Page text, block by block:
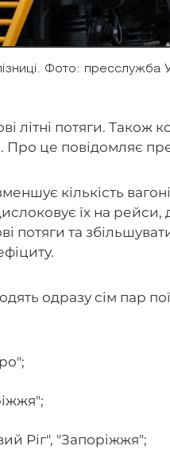
Фото: пресслужба
літні потяги. Також
Про це повідомляє
кількість
їх на рейси,
та
одразу сім пар
Ріг", "Запоріжжя";